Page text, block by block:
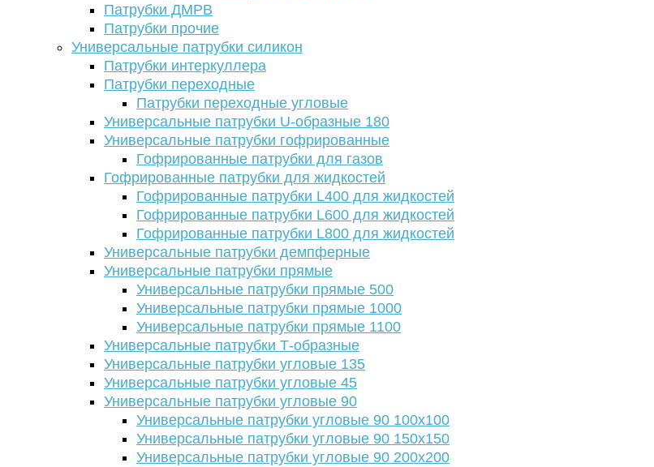
Патрубки ДМРВ
Патрубки прочие
Универсальные патрубки силикон
Патрубки интеркуллера
Патрубки переходные
Патрубки переходные угловые
Универсальные патрубки U-образные 180
Универсальные патрубки гофрированные
Гофрированные патрубки для газов
Гофрированные патрубки для жидкостей
Гофрированные патрубки L400 для жидкостей
Гофрированные патрубки L600 для жидкостей
Гофрированные патрубки L800 для жидкостей
Универсальные патрубки демпферные
Универсальные патрубки прямые
Универсальные патрубки прямые 500
Универсальные патрубки прямые 1000
Универсальные патрубки прямые 1100
Универсальные патрубки Т-образные
Универсальные патрубки угловые 135
Универсальные патрубки угловые 45
Универсальные патрубки угловые 90
Универсальные патрубки угловые 90 100х100
Универсальные патрубки угловые 90 150х150
Универсальные патрубки угловые 90 200х200